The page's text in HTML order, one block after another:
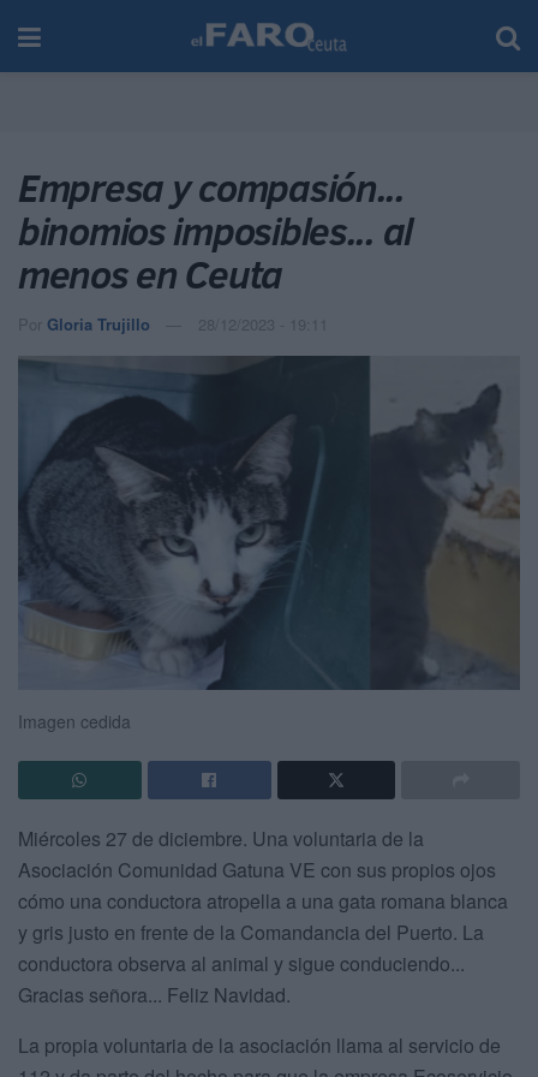
Empresa y compasión...
binomios imposibles... al
menos en Ceuta
Por Gloria Trujillo 28/12/2023 - 19:11
Imagen cedida
Miércoles 27 de diciembre. Una voluntaria de la
Asociación Comunidad Gatuna VE con sus propios ojos
cómo una conductora atropella a una gata romana blanca
y gris justo en frente de la Comandancia del Puerto. La
conductora observa al animal y sigue conduciendo...
Gracias señora... Feliz Navidad.
La propia voluntaria de la asociación llama al servicio de